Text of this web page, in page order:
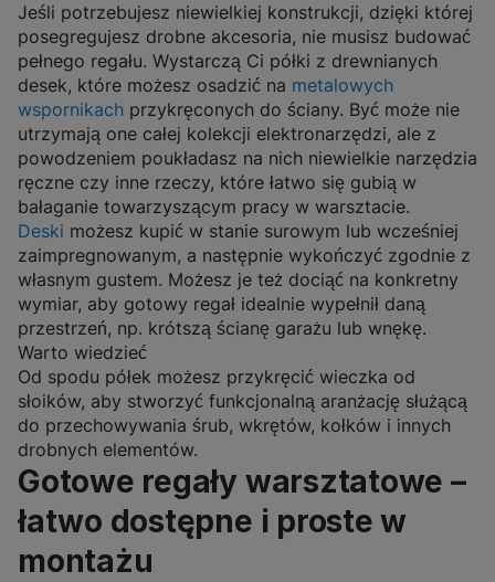
Jeśli potrzebujesz niewielkiej konstrukcji, dzięki której
posegregujesz drobne akcesoria, nie musisz budować
pełnego regału. Wystarczą Ci półki z drewnianych
desek, które możesz osadzić na metalowych
wspornikach przykręconych do ściany. Być może nie
utrzymają one całej kolekcji elektronarzędzi, ale z
powodzeniem poukładasz na nich niewielkie narzędzia
ręczne czy inne rzeczy, które łatwo się gubią w
bałaganie towarzyszącym pracy w warsztacie.
Deski możesz kupić w stanie surowym lub wcześniej
zaimpregnowanym, a następnie wykończyć zgodnie z
własnym gustem. Możesz je też dociąć na konkretny
wymiar, aby gotowy regał idealnie wypełnił daną
przestrzeń, np. krótszą ścianę garażu lub wnękę.
Warto wiedzieć
Od spodu półek możesz przykręcić wieczka od
słoików, aby stworzyć funkcjonalną aranżację służącą
do przechowywania śrub, wkrętów, kołków i innych
drobnych elementów.
Gotowe regały warsztatowe –
łatwo dostępne i proste w
montażu